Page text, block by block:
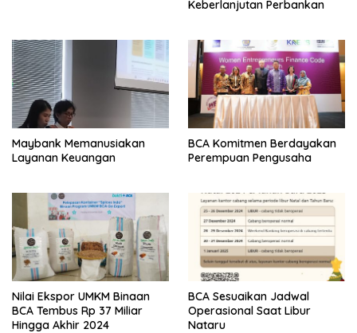
Keberlanjutan Perbankan
Maybank Memanusiakan
Layanan Keuangan
BCA Komitmen Berdayakan
Perempuan Pengusaha
Nilai Ekspor UMKM Binaan
BCA Tembus Rp 37 Miliar
Hingga Akhir 2024
BCA Sesuaikan Jadwal
Operasional Saat Libur
Nataru